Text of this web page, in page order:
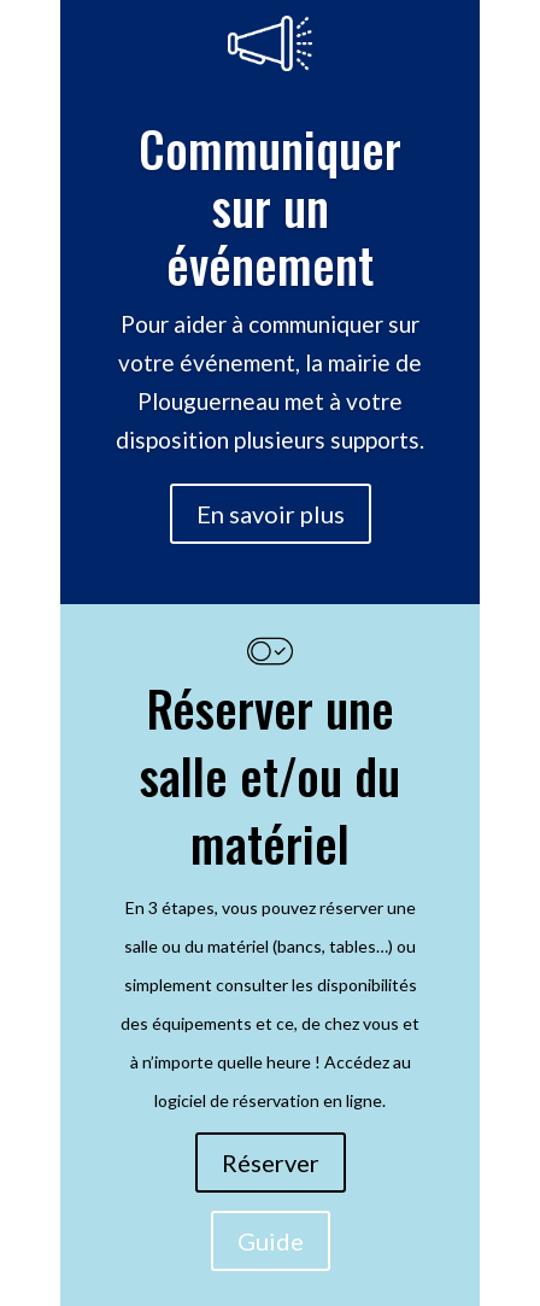
Communiquer
sur un
événement
Pour aider à communiquer sur
votre événement, la mairie de
Plouguerneau met à votre
disposition plusieurs supports.
En savoir plus
Réserver une
salle et/ou du
matériel
En 3 étapes, vous pouvez réserver une
salle ou du matériel (bancs, tables…) ou
simplement consulter les disponibilités
des équipements et ce, de chez vous et
à n’importe quelle heure ! Accédez au
logiciel de réservation en ligne.
Réserver
Guide